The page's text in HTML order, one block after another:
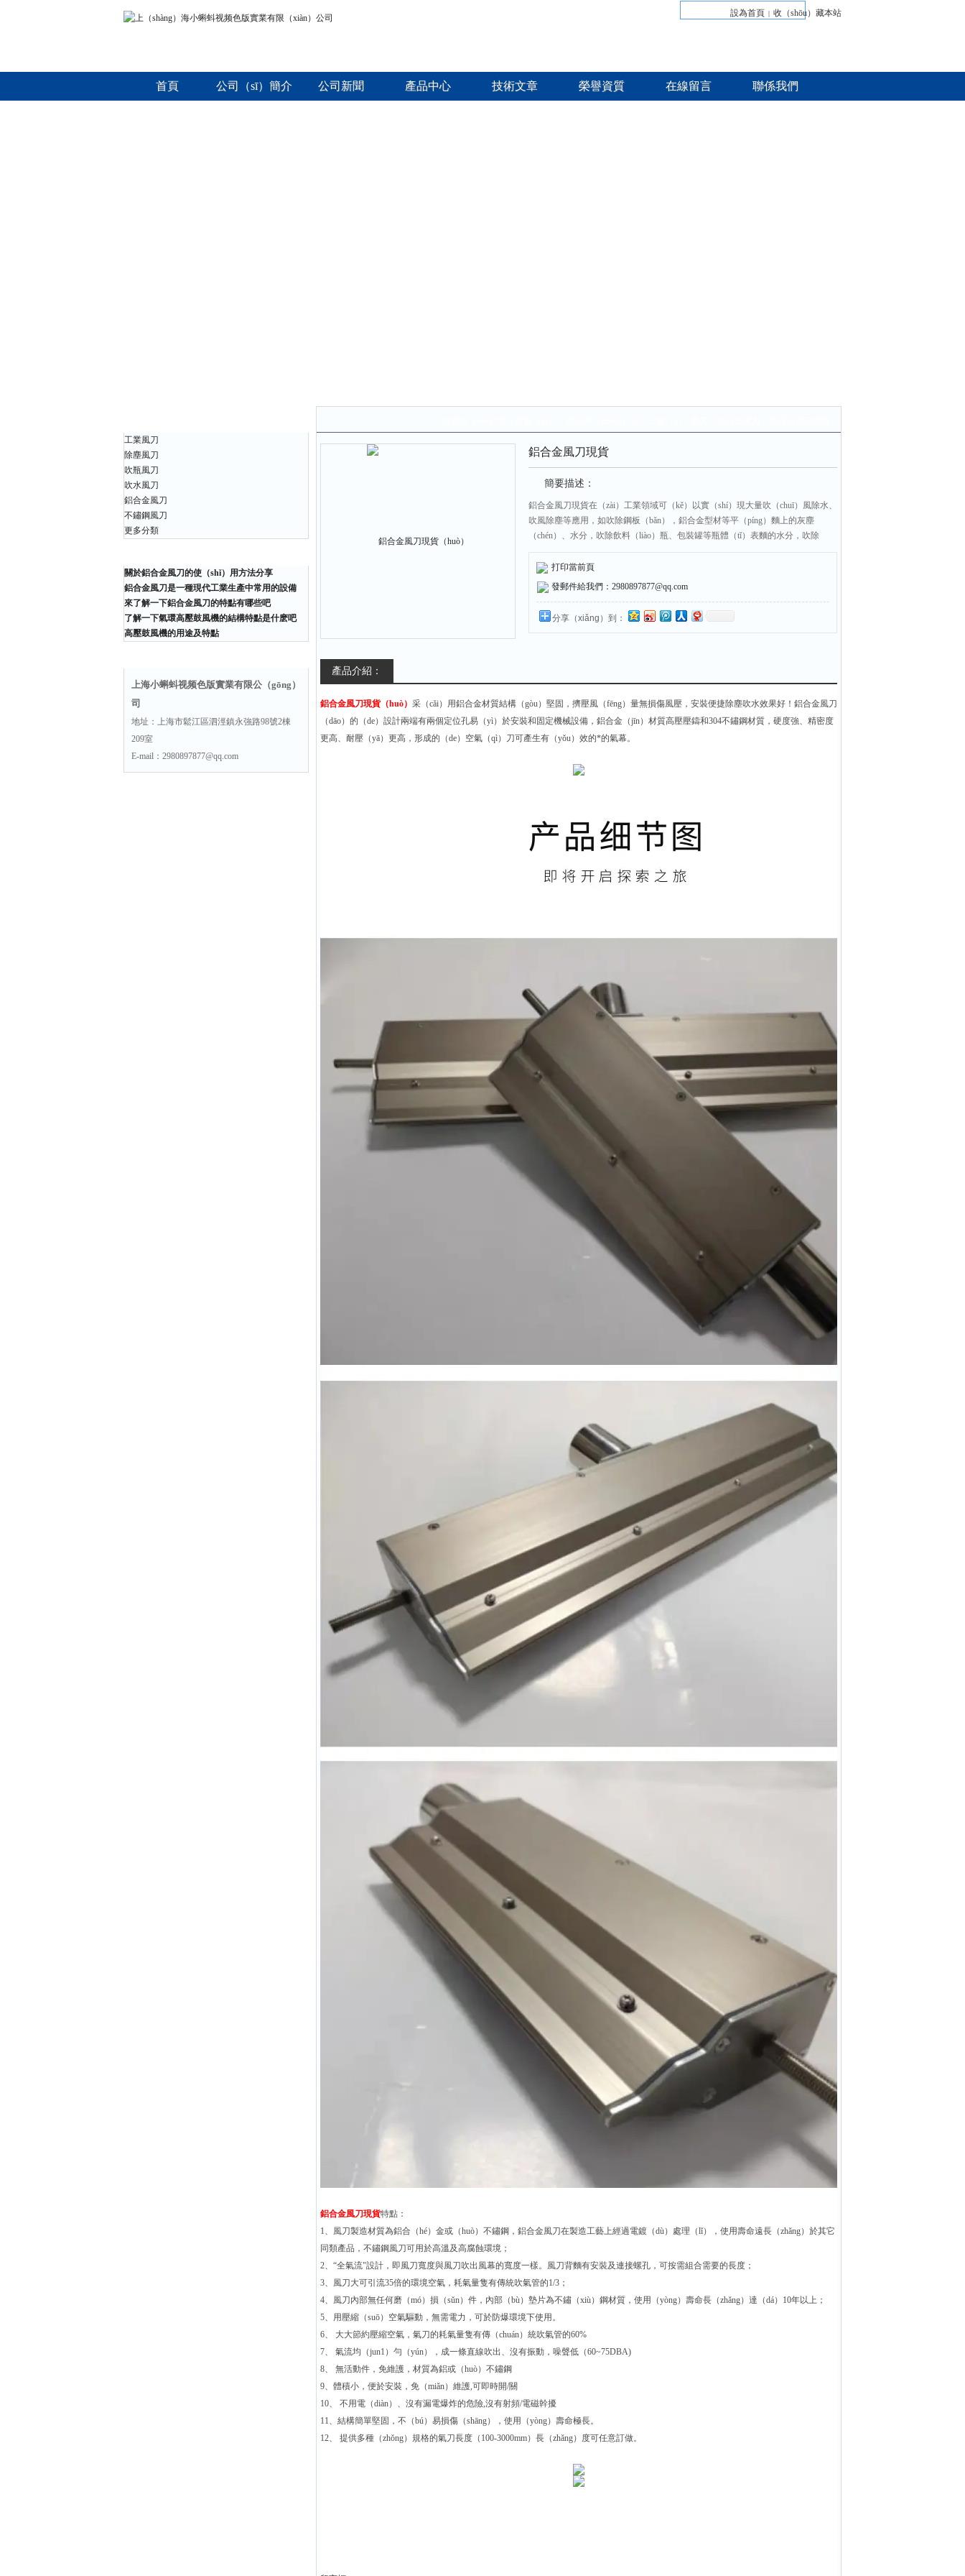
設為首頁 | 收（shōu）藏本站
首頁 公司（sī）簡介 公司新聞 產品中心 技術文章 榮譽資質 在線留言 聯係我們
工業風刀
除塵風刀
吹瓶風刀
吹水風刀
鋁合金風刀
不鏽鋼風刀
更多分類
關於鋁合金風刀的使（shǐ）用方法分享
鋁合金風刀是一種現代工業生產中常用的設備
來了解一下鋁合金風刀的特點有哪些吧
了解一下氣環高壓鼓風機的結構特點是什麽吧
高壓鼓風機的用途及特點
上海小蝌蚪视频色版實業有限公（gōng）
司
地址：上海市鬆江區泗涇鎮永強路98號2棟
209室
E-mail：2980897877@qq.com
鋁合金風刀現貨
簡要描述：
鋁合金風刀現貨在（zài）工業領域可（kě）以實（shí）現大量吹（chuī）風除水、
吹風除塵等應用，如吹除鋼板（bǎn），鋁合金型材等平（píng）麵上的灰塵
（chén）、水分，吹除飲料（liào）瓶、包裝罐等瓶體（tǐ）表麵的水分，吹除
（chú）產品表（biǎo）麵的雜質灰塵，殘液，外包裝上的水（shuǐ）分，以及傳送
帶清（qīng）理等。也適合（hé）於吹氣、除水、除（chú）塵、吹水（shuǐ）分除
幹（gàn）燥（zào），吹（chuī）風冷卻等等。
打印當前頁
發郵件給我們：2980897877@qq.com
分享（xiǎng）到：
產品介紹：
鋁合金風刀現貨（huò） 采（cǎi）用鋁合金材質結構（gòu）堅固，擠壓風（fēng）量無損傷風壓，安裝便捷除塵吹水效果好！鋁合金風刀
（dāo）的（de）設計兩端有兩個定位孔易（yì）於安裝和固定機械設備，鋁合金（jīn）材質高壓壓鑄和304不鏽鋼材質，硬度強、精密度
更高、耐壓（yā）更高，形成的（de）空氣（qì）刀可產生有（yǒu）效的*的氣幕。
鋁合金風刀現貨特點：
1、風刀製造材質為鋁合（hé）金或（huò）不鏽鋼，鋁合金風刀在製造工藝上經過電鍍（dù）處理（lǐ），使用壽命遠長（zhǎng）於其它
同類產品，不鏽鋼風刀可用於高溫及高腐蝕環境；
2、“全氣流"設計，即風刀寬度與風刀吹出風幕的寬度一樣。風刀背麵有安裝及連接螺孔，可按需組合需要的長度；
3、風刀大可引流35倍的環境空氣，耗氣量隻有傳統吹氣管的1/3；
4、風刀內部無任何磨（mó）損（sǔn）件，內部（bù）墊片為不鏽（xiù）鋼材質，使用（yòng）壽命長（zhǎng）達（dá）10年以上；
5、用壓縮（suō）空氣驅動，無需電力，可於防爆環境下使用。
6、 大大節約壓縮空氣，氣刀的耗氣量隻有傳（chuán）統吹氣管的60%
7、 氣流均（jun1）勻（yún），成一條直線吹出、沒有振動，噪聲低（60~75DBA)
8、 無活動件，免維護，材質為鋁或（huò）不鏽鋼
9、體積小，便於安裝，免（miǎn）維護,可即時開/關
10、 不用電（diàn）、沒有漏電爆炸的危險,沒有射頻/電磁幹擾
11、結構簡單堅固，不（bú）易損傷（shāng），使用（yòng）壽命極長。
12、 提供多種（zhǒng）規格的氣刀長度（100-3000mm）長（zhǎng）度可任意訂做。